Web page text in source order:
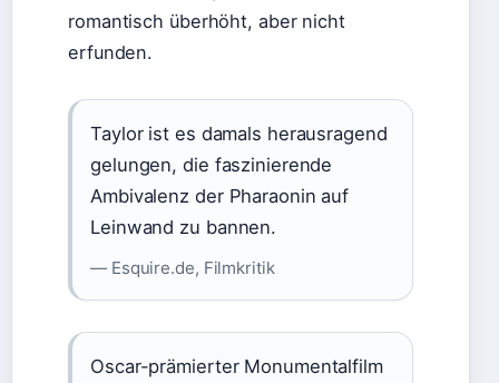
romantisch überhöht, aber nicht
erfunden.
Taylor ist es damals herausragend
gelungen, die faszinierende
Ambivalenz der Pharaonin auf
Leinwand zu bannen.
— Esquire.de, Filmkritik
Oscar-prämierter Monumentalfilm